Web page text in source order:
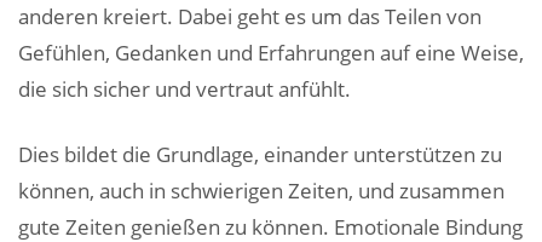
anderen kreiert. Dabei geht es um das Teilen von
Gefühlen, Gedanken und Erfahrungen auf eine Weise,
die sich sicher und vertraut anfühlt.
Dies bildet die Grundlage, einander unterstützen zu
können, auch in schwierigen Zeiten, und zusammen
gute Zeiten genießen zu können. Emotionale Bindung